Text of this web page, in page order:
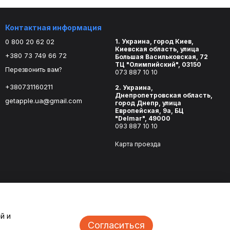
Контактная информация
0 800 20 62 02
+380 73 749 66 72
Перезвонить вам?
+380731160211
getapple.ua@gmail.com
1. Украина, город Киев,
Киевская область, улица
Большая Васильковская, 72
ТЦ "Олимпийский", 03150
073 887 10 10
2. Украина,
Днепропетровская область,
город Днепр, улица
Европейская, 9а, БЦ
"Delmar", 49000
093 887 10 10
Карта проезда
и
Согласиться